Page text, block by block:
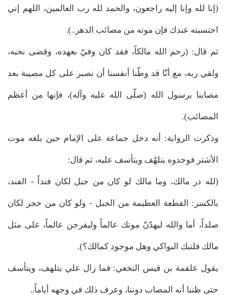
(إنا لله وإنا إليه راجعون، والحمد لله رب العالمين، اللهم إني
احتسبته عندك فإن موته من مصائب الدهر..).
ثم قال: (رحم الله مالكاً، فقد كان وفيّ بعهده، وقضى نحبه،
ولقي ربه، مع أنّا قد وطّنا أنفسنا أن نصبر على كل مصيبة بعد
مصابنا برسول الله (صلّى الله عليه وآله)، فإنها من أعظم
المصائب).
وذكرت الرواية: أنه دخل جماعة على الإمام حين بلغه موت
الأشتر فوجدوه يتلهّف ويتأسف عليه، ثم قال:
(لله در مالك، وما مالك لو كان من جبل لكان فنداً - الفند،
بالكسر: القطعة العظيمة من الجبل - ولو كان من حجر لكان
صلداً، أما والله ليهدّنّ موتك عالماً وليفرحن عالماً، على مثل
مالك فلتبك البواكي وهل موجود كمالك؟).
يقول علقمة بن قيس النخعي: فما زال علي يتلهف، ويتأسف
حتى ظننا أنه المصاب دوننا، وعرف ذلك في وجهه أياماً..